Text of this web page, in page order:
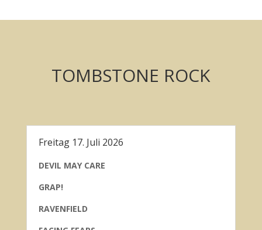
TOMBSTONE ROCK
Freitag 17. Juli 2026
DEVIL MAY CARE
GRAP!
RAVENFIELD